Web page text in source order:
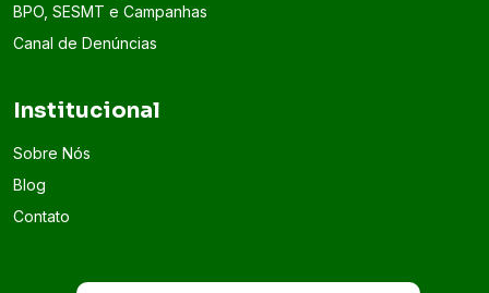
BPO, SESMT e Campanhas
Canal de Denúncias
Institucional
Sobre Nós
Blog
Contato